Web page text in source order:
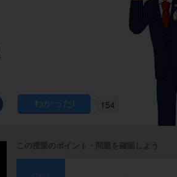
154
この授業のポイント・問題を確認しよう